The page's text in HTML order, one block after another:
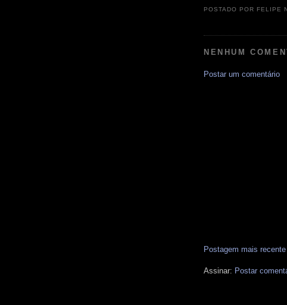
POSTADO POR FELIPE
NENHUM
Postar um comentário
Postagem mais recente
Assinar: Postar